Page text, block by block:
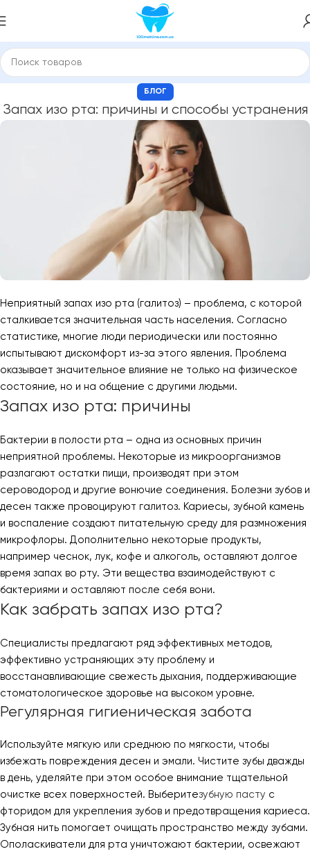
БЛОГ
Запах изо рта: причины и способы устранения
Неприятный запах изо рта (галитоз) – проблема, с которой
сталкивается значительная часть населения. Согласно
статистике, многие люди периодически или постоянно
испытывают дискомфорт из-за этого явления. Проблема
оказывает значительное влияние не только на физическое
состояние, но и на общение с другими людьми.
Запах изо рта: причины
Бактерии в полости рта – одна из основных причин
неприятной проблемы. Некоторые из микроорганизмов
разлагают остатки пищи, производят при этом
сероводород и другие вонючие соединения. Болезни зубов и
десен также провоцируют галитоз. Кариесы, зубной камень
и воспаление создают питательную среду для размножения
микрофлоры. Дополнительно некоторые продукты,
например чеснок, лук, кофе и алкоголь, оставляют долгое
время запах во рту. Эти вещества взаимодействуют с
бактериями и оставляют после себя вони.
Как забрать запах изо рта?
Специалисты предлагают ряд эффективных методов,
эффективно устраняющих эту проблему и
восстанавливающие свежесть дыхания, поддерживающие
стоматологическое здоровье на высоком уровне.
Регулярная гигиеническая забота
Используйте мягкую или среднюю по мягкости, чтобы
избежать повреждения десен и эмали. Чистите зубы дважды
в день, уделяйте при этом особое внимание тщательной
очистке всех поверхностей. Выберитезубную пасту с
фторидом для укрепления зубов и предотвращения кариеса.
Зубная нить помогает очищать пространство между зубами.
Ополаскиватели для рта уничтожают бактерии, освежают